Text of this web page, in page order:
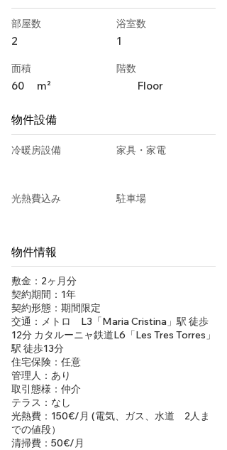
部屋数
2
面積
60 m²
浴室数
1
階数
Floor
物件設備
冷暖房設備 家具・家電
光熱費込み 駐車場
物件情報
敷金：2ヶ月分
契約期間：1年
契約形態：期間限定
交通：メトロ L3「Maria Cristina」駅 徒歩
12分 カタルーニャ鉄道L6「Les Tres Torres」
駅 徒歩13分
住宅保険：任意
管理人：あり
取引態様：仲介
テラス：なし
光熱費：150€/月 (電気、ガス、水道 2人ま
での値段）
清掃費：50€/月